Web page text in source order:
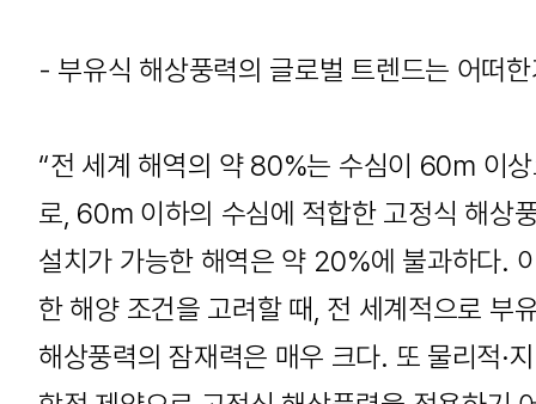
- 부유식 해상풍력의 글로벌 트렌드는 어떠
“전 세계 해역의 약 80%는 수심이 60m 이
로, 60m 이하의 수심에 적합한 고정식 해상
설치가 가능한 해역은 약 20%에 불과하다.
한 해양 조건을 고려할 때, 전 세계적으로 부
해상풍력의 잠재력은 매우 크다. 또 물리적·